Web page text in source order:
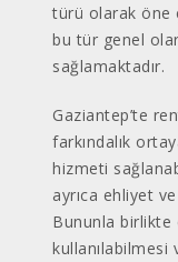
türü olarak öne
bu tür genel
sağlamaktadır.
Gaziantep’te
farkındalık
hizmeti
ayrıca ehliyet
Bununla birlikte